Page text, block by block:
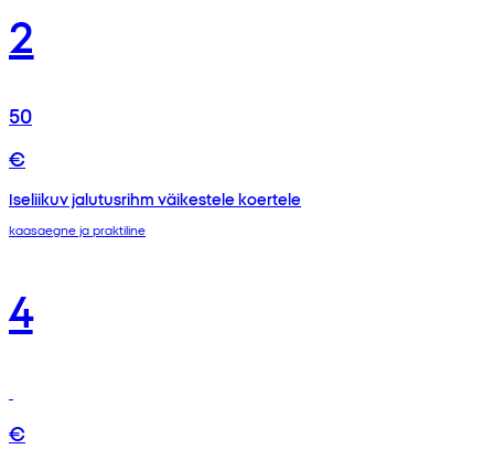
2
50
€
Iseliikuv jalutusrihm väikestele koertele
kaasaegne ja praktiline
4
€